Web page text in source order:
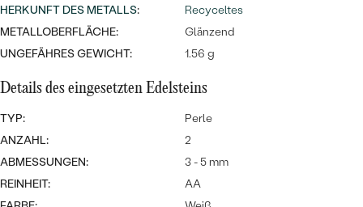
Meistverkaufte
Eheringe
ANSCHAUEN
MIT EDELSTEIN
NACH MATERIAL
PLATIN
EDELSTEINSCHMUCK
DIAMANTEN
PERLENSCHMUCK
NACH STYL
PREISWERTE
LUXURIÖSE
HERKUNFT DES METALLS:
Recyceltes
METALLOBERFLÄCHE:
Glänzend
UNGEFÄHRES GEWICHT:
1.56 g
Details des eingesetzten Edelsteins
TYP:
Perle
ANZAHL:
2
ABMESSUNGEN:
3 - 5 mm
REINHEIT:
AA